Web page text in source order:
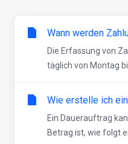
Wann werden
Die Erfassung von
täglich von Montag
Wie erstelle ich
Ein Dauerauftrag
Betrag ist, wie folgt